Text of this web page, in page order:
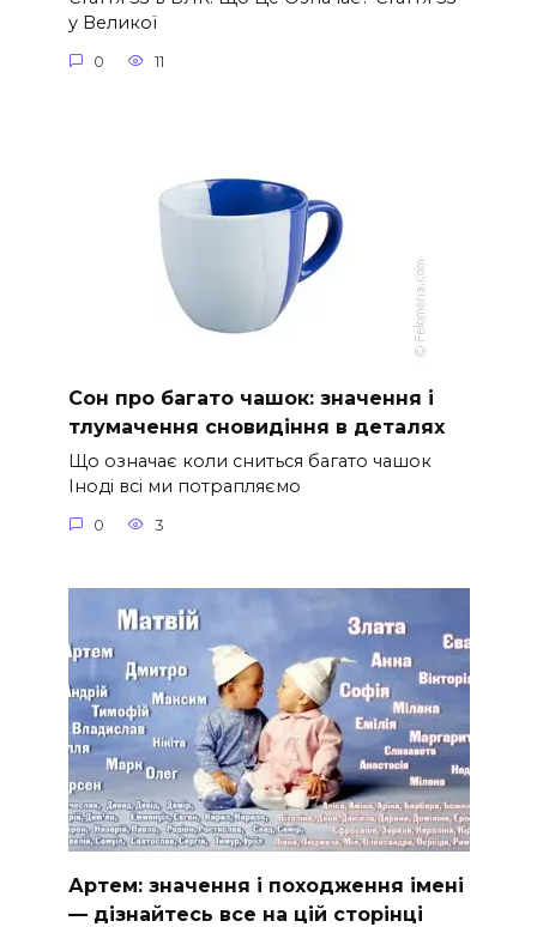
у Великої
0 11
Сон про багато чашок: значення і
тлумачення сновидіння в деталях
Що означає коли сниться багато чашок
Іноді всі ми потрапляємо
0 3
Артем: значення і походження імені
— дізнайтесь все на цій сторінці